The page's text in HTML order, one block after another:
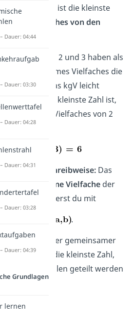
zweier Zahlen ist die kleinste
die
ein Vielfaches von den
Zahlen
Die Zahlen 2 und 3 haben als
gemeinsames Vielfaches die
kannst hier das kgV leicht
weil 6 die kleinste Zahl ist,
ein Vielfaches von 2
ist.
Schreibweise: Das
gemeinsame Vielfacheder
und
notierst du mit
.
Ein kleinster gemeinsamer
ist auch die kleinste Zahl,
beide Zahlen geteilt werden
Dauer: 04:44
Dauer: 03:30
Dauer: 04:28
Dauer: 04:31
Dauer: 03:28
Dauer: 04:39
Grundlagen
lernen